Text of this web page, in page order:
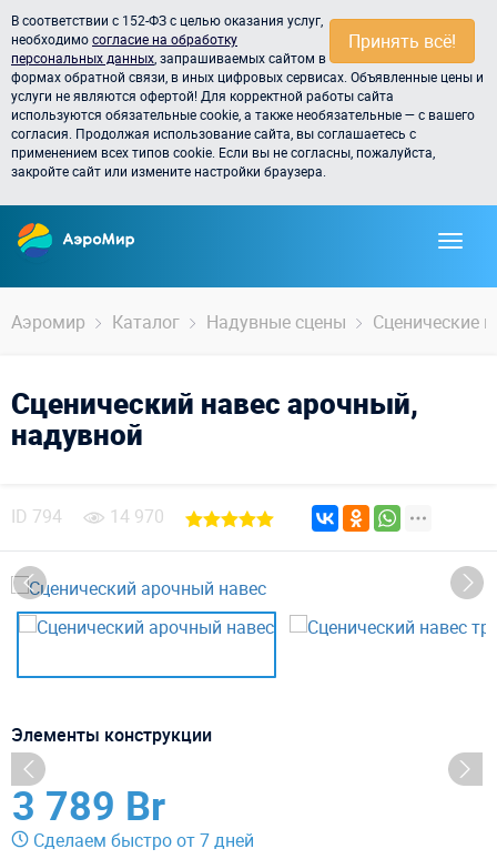
Принять всё!
В соответствии с 152-ФЗ с целью оказания услуг,
необходимосогласие на обработку
персональных данных , запрашиваемых сайтом в
формах обратной связи, в иных цифровых сервисах. Объявленные цены и
услуги не являются офертой! Для корректной работы сайта
используются обязательные cookie, а также необязательные — с вашего
согласия. Продолжая использование сайта, вы соглашаетесь с
применением всех типов cookie. Если вы не согласны, пожалуйста,
закройте сайт или измените настройки браузера.
Аэромир Каталог Надувные сцены Сценические
Сценический навес арочный,
надувной
ID 794 14 970
Элементы конструкции
3 789 Br
Сделаем быстро от 7 дней